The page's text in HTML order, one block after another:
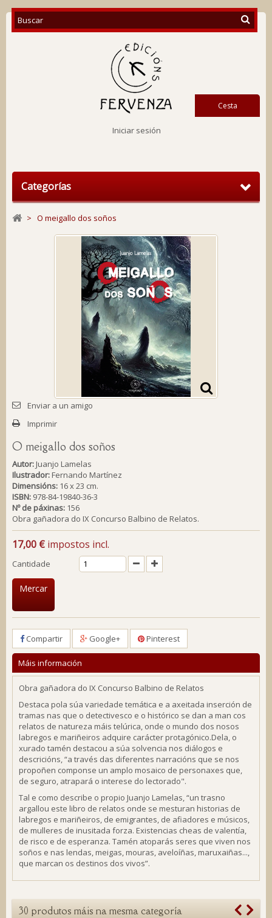
Cesta
Categorías
Iniciar sesión
> O meigallo dos soños
Enviar a un amigo
Imprimir
O meigallo dos soños
Autor: Juanjo Lamelas
Ilustrador: Fernando Martínez
Dimensións: 16 x 23 cm.
ISBN: 978-84-19840-36-3
Nº de páxinas: 156
Obra gañadora do IX Concurso Balbino de Relatos.
17,00 € impostos incl.
Cantidade
Mercar
Compartir Google+ Pinterest
Máis información
Obra gañadora do IX Concurso Balbino de Relatos
Destaca pola súa variedade temática e a axeitada inserción de
tramas nas que o detectivesco e o histórico se dan a man cos
relatos de natureza máis telúrica, onde o mundo dos nosos
labregos e mariñeiros adquire carácter protagónico.Dela, o
xurado tamén destacou a súa solvencia nos diálogos e
descricións, “a través das diferentes narracións que se nos
propoñen componse un amplo mosaico de personaxes que,
de seguro, atrapará o interese do lectorado".
Tal e como describe o propio Juanjo Lamelas,“un trasno
argallou este libro de relatos onde se mesturan historias de
labregos e mariñeiros, de emigrantes, de afiadores e músicos,
de mulleres de inusitada forza. Existencias cheas de valentía,
de risco e de esperanza. Tamén atoparás seres que viven nos
soños e nas lendas, meigas, mouras, aveloíñas, maruxaiñas...,
que marcan os destinos dos vivos”.
30 produtos máis na mesma categoría